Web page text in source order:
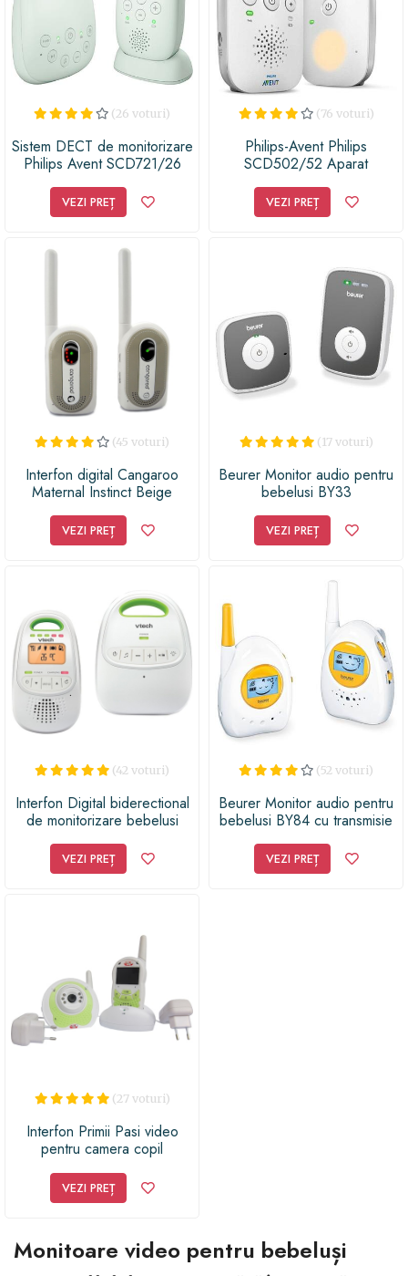
drag. Așa că nu mai sta pe gânduri, surprinde-i pe
părinți cu un cadou inovator și practic, care le va face
viața mult mai ușoară și mai plină de iubire!
(26 voturi)
Sistem DECT de monitorizare
Philips Avent SCD721/26
VEZI PREȚ
(76 voturi)
Philips-Avent Philips
SCD502/52 Aparat
VEZI PREȚ
(45 voturi)
Interfon digital Cangaroo
Maternal Instinct Beige
VEZI PREȚ
(17 voturi)
Beurer Monitor audio pentru
bebelusi BY33
VEZI PREȚ
(42 voturi)
Interfon Digital biderectional
de monitorizare bebelusi
VEZI PREȚ
(52 voturi)
Beurer Monitor audio pentru
bebelusi BY84 cu transmisie
VEZI PREȚ
(27 voturi)
Interfon Primii Pasi video
pentru camera copil
VEZI PREȚ
Monitoare video pentru bebeluși